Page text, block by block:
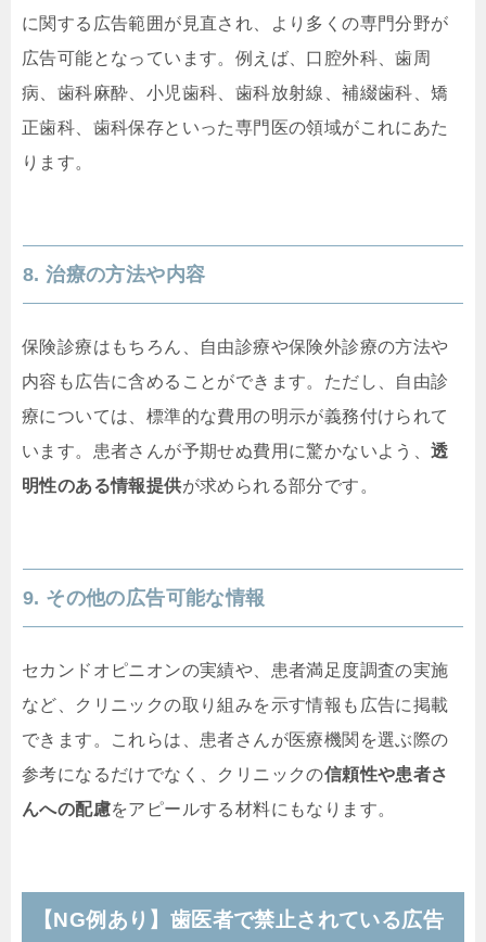
に関する広告範囲が見直され、より多くの専門分野が
広告可能となっています。例えば、口腔外科、歯周
病、歯科麻酔、小児歯科、歯科放射線、補綴歯科、矯
正歯科、歯科保存といった専門医の領域がこれにあた
ります。
8. 治療の方法や内容
保険診療はもちろん、自由診療や保険外診療の方法や
内容も広告に含めることができます。ただし、自由診
療については、標準的な費用の明示が義務付けられて
います。患者さんが予期せぬ費用に驚かないよう、透
明性のある情報提供が求められる部分です。
9. その他の広告可能な情報
セカンドオピニオンの実績や、患者満足度調査の実施
など、クリニックの取り組みを示す情報も広告に掲載
できます。これらは、患者さんが医療機関を選ぶ際の
参考になるだけでなく、クリニックの信頼性や患者さ
んへの配慮をアピールする材料にもなります。
【NG例あり】歯医者で禁止されている広告